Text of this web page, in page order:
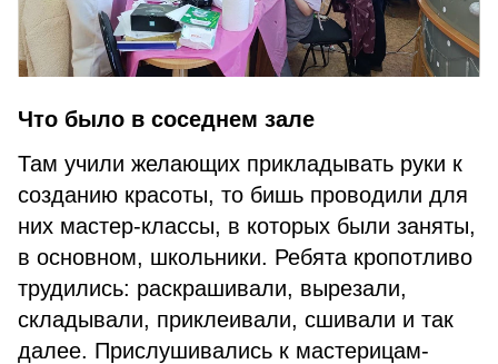
Что было в соседнем зале
Там учили желающих прикладывать руки к
созданию красоты, то бишь проводили для
них мастер-классы, в которых были заняты,
в основном, школьники. Ребята кропотливо
трудились: раскрашивали, вырезали,
складывали, приклеивали, сшивали и так
далее. Прислушивались к мастерицам-